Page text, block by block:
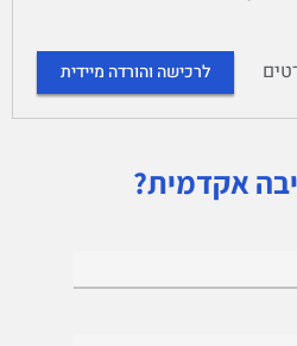
לרכישה והורדה מיידית
אקדמית?